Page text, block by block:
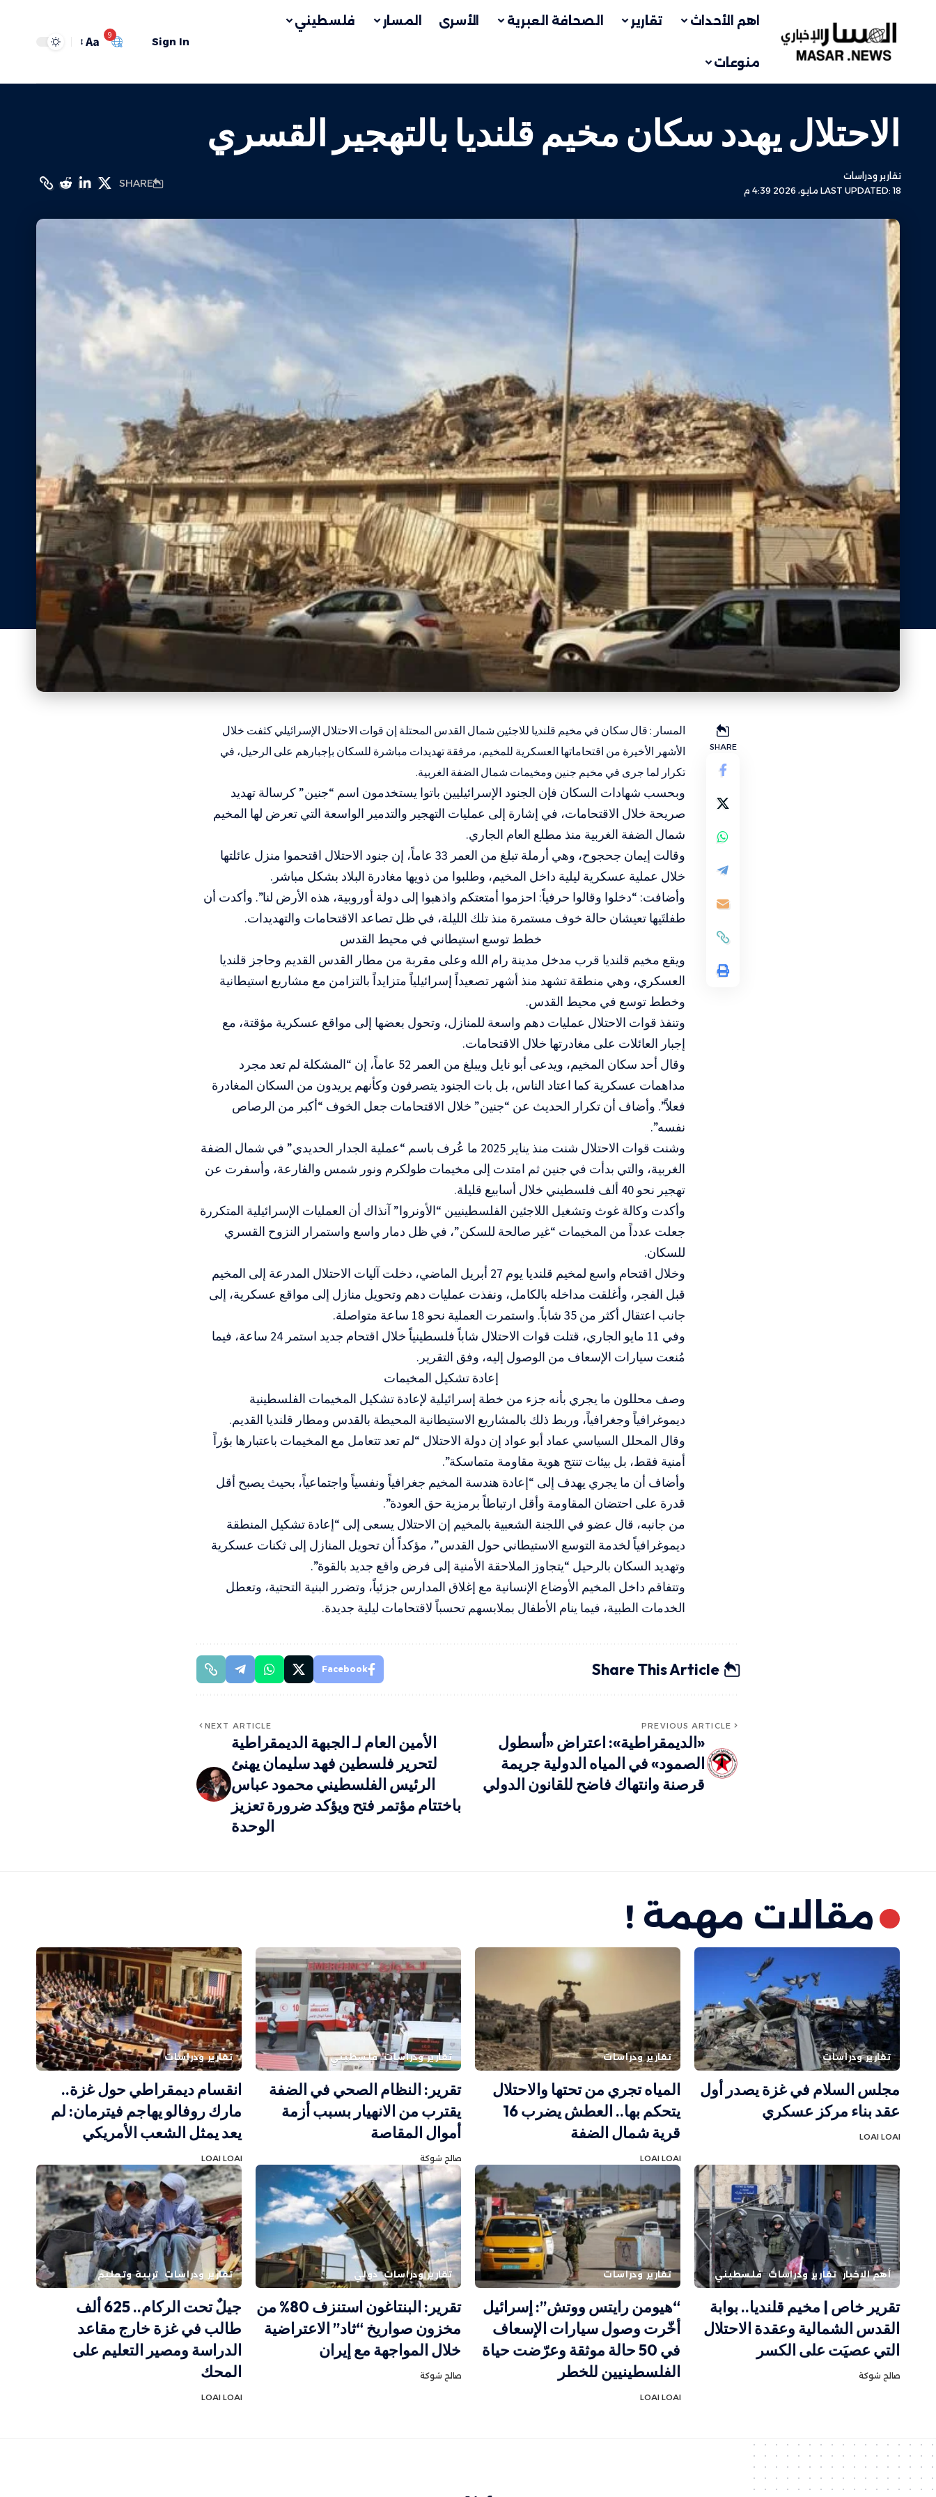
اهم الأحداث تقارير الصحافة العبرية الأسرى المسار فلسطيني
منوعات
Sign In
9
Aa
الاحتلال يهدد سكان مخيم قلنديا بالتهجير القسري
LAST UPDATED: 18 مايو، 2026 4:39 م
تقارير ودراسات
SHARE
SHARE
المسار : قال سكان في مخيم قلنديا للاجئين شمال القدس المحتلة إن قوات الاحتلال الإسرائيلي كثفت خلال
الأشهر الأخيرة من اقتحاماتها العسكرية للمخيم، مرفقة تهديدات مباشرة للسكان بإجبارهم على الرحيل، في
تكرار لما جرى في مخيم جنين ومخيمات شمال الضفة الغربية.
وبحسب شهادات السكان فإن الجنود الإسرائيليين باتوا يستخدمون اسم “جنين” كرسالة تهديد
صريحة خلال الاقتحامات، في إشارة إلى عمليات التهجير والتدمير الواسعة التي تعرض لها المخيم
شمال الضفة الغربية منذ مطلع العام الجاري.
وقالت إيمان جحجوح، وهي أرملة تبلغ من العمر 33 عاماً، إن جنود الاحتلال اقتحموا منزل عائلتها
خلال عملية عسكرية ليلية داخل المخيم، وطلبوا من ذويها مغادرة البلاد بشكل مباشر.
وأضافت: “دخلوا وقالوا حرفياً: احزموا أمتعتكم واذهبوا إلى دولة أوروبية، هذه الأرض لنا”. وأكدت أن
طفلتَيها تعيشان حالة خوف مستمرة منذ تلك الليلة، في ظل تصاعد الاقتحامات والتهديدات.
خطط توسع استيطاني في محيط القدس
ويقع مخيم قلنديا قرب مدخل مدينة رام الله وعلى مقربة من مطار القدس القديم وحاجز قلنديا
العسكري، وهي منطقة تشهد منذ أشهر تصعيداً إسرائيلياً متزايداً بالتزامن مع مشاريع استيطانية
وخطط توسع في محيط القدس.
وتنفذ قوات الاحتلال عمليات دهم واسعة للمنازل، وتحول بعضها إلى مواقع عسكرية مؤقتة، مع
إجبار العائلات على مغادرتها خلال الاقتحامات.
وقال أحد سكان المخيم، ويدعى أبو نايل ويبلغ من العمر 52 عاماً، إن “المشكلة لم تعد مجرد
مداهمات عسكرية كما اعتاد الناس، بل بات الجنود يتصرفون وكأنهم يريدون من السكان المغادرة
فعلاً”. وأضاف أن تكرار الحديث عن “جنين” خلال الاقتحامات جعل الخوف “أكبر من الرصاص
نفسه”.
وشنت قوات الاحتلال شنت منذ يناير 2025 ما عُرف باسم “عملية الجدار الحديدي” في شمال الضفة
الغربية، والتي بدأت في جنين ثم امتدت إلى مخيمات طولكرم ونور شمس والفارعة، وأسفرت عن
تهجير نحو 40 ألف فلسطيني خلال أسابيع قليلة.
وأكدت وكالة غوث وتشغيل اللاجئين الفلسطينيين “الأونروا” آنذاك أن العمليات الإسرائيلية المتكررة
جعلت عدداً من المخيمات “غير صالحة للسكن”، في ظل دمار واسع واستمرار النزوح القسري
للسكان.
وخلال اقتحام واسع لمخيم قلنديا يوم 27 أبريل الماضي، دخلت آليات الاحتلال المدرعة إلى المخيم
قبل الفجر، وأغلقت مداخله بالكامل، ونفذت عمليات دهم وتحويل منازل إلى مواقع عسكرية، إلى
جانب اعتقال أكثر من 35 شاباً. واستمرت العملية نحو 18 ساعة متواصلة.
وفي 11 مايو الجاري، قتلت قوات الاحتلال شاباً فلسطينياً خلال اقتحام جديد استمر 24 ساعة، فيما
مُنعت سيارات الإسعاف من الوصول إليه، وفق التقرير.
إعادة تشكيل المخيمات
وصف محللون ما يجري بأنه جزء من خطة إسرائيلية لإعادة تشكيل المخيمات الفلسطينية
ديموغرافياً وجغرافياً، وربط ذلك بالمشاريع الاستيطانية المحيطة بالقدس ومطار قلنديا القديم.
وقال المحلل السياسي عماد أبو عواد إن دولة الاحتلال “لم تعد تتعامل مع المخيمات باعتبارها بؤراً
أمنية فقط، بل بيئات تنتج هوية مقاومة متماسكة”.
وأضاف أن ما يجري يهدف إلى “إعادة هندسة المخيم جغرافياً ونفسياً واجتماعياً، بحيث يصبح أقل
قدرة على احتضان المقاومة وأقل ارتباطاً برمزية حق العودة”.
من جانبه، قال عضو في اللجنة الشعبية بالمخيم إن الاحتلال يسعى إلى “إعادة تشكيل المنطقة
ديموغرافياً لخدمة التوسع الاستيطاني حول القدس”، مؤكداً أن تحويل المنازل إلى ثكنات عسكرية
وتهديد السكان بالرحيل “يتجاوز الملاحقة الأمنية إلى فرض واقع جديد بالقوة”.
وتتفاقم داخل المخيم الأوضاع الإنسانية مع إغلاق المدارس جزئياً، وتضرر البنية التحتية، وتعطل
الخدمات الطبية، فيما ينام الأطفال بملابسهم تحسباً لاقتحامات ليلية جديدة.
Share This Article
Facebook
PREVIOUS ARTICLE
«الديمقراطية»: اعتراض «أسطول
الصمود» في المياه الدولية جريمة
قرصنة وانتهاك فاضح للقانون الدولي
NEXT ARTICLE
الأمين العام لـ الجبهة الديمقراطية
لتحرير فلسطين فهد سليمان يهنئ
الرئيس الفلسطيني محمود عباس
باختتام مؤتمر فتح ويؤكد ضرورة تعزيز
الوحدة
مقالات مهمة !
تقارير ودراسات
مجلس السلام في غزة يصدر أول
عقد بناء مركز عسكري
LOAI LOAI
تقارير ودراسات
المياه تجري من تحتها والاحتلال
يتحكم بها.. العطش يضرب 16
قرية شمال الضفة
LOAI LOAI
تقارير ودراسات فلسطيني
تقرير: النظام الصحي في الضفة
يقترب من الانهيار بسبب أزمة
أموال المقاصة
صالح شوكة
تقارير ودراسات
انقسام ديمقراطي حول غزة..
مارك روفالو يهاجم فيترمان: لم
يعد يمثل الشعب الأمريكي
LOAI LOAI
أهم الاخبار تقارير ودراسات فلسطيني
تقرير خاص | مخيم قلنديا.. بوابة
القدس الشمالية وعقدة الاحتلال
التي عصيَت على الكسر
صالح شوكة
تقارير ودراسات
“هيومن رايتس ووتش”: إسرائيل
أخّرت وصول سيارات الإسعاف
في 50 حالة موثقة وعرّضت حياة
الفلسطينيين للخطر
LOAI LOAI
تقارير ودراسات دولي
تقرير: البنتاغون استنزف 80% من
مخزون صواريخ “ثاد” الاعتراضية
خلال المواجهة مع إيران
صالح شوكة
تقارير ودراسات تربية وتعليم
جيلٌ تحت الركام.. 625 ألف
طالب في غزة خارج مقاعد
الدراسة ومصير التعليم على
المحك
LOAI LOAI